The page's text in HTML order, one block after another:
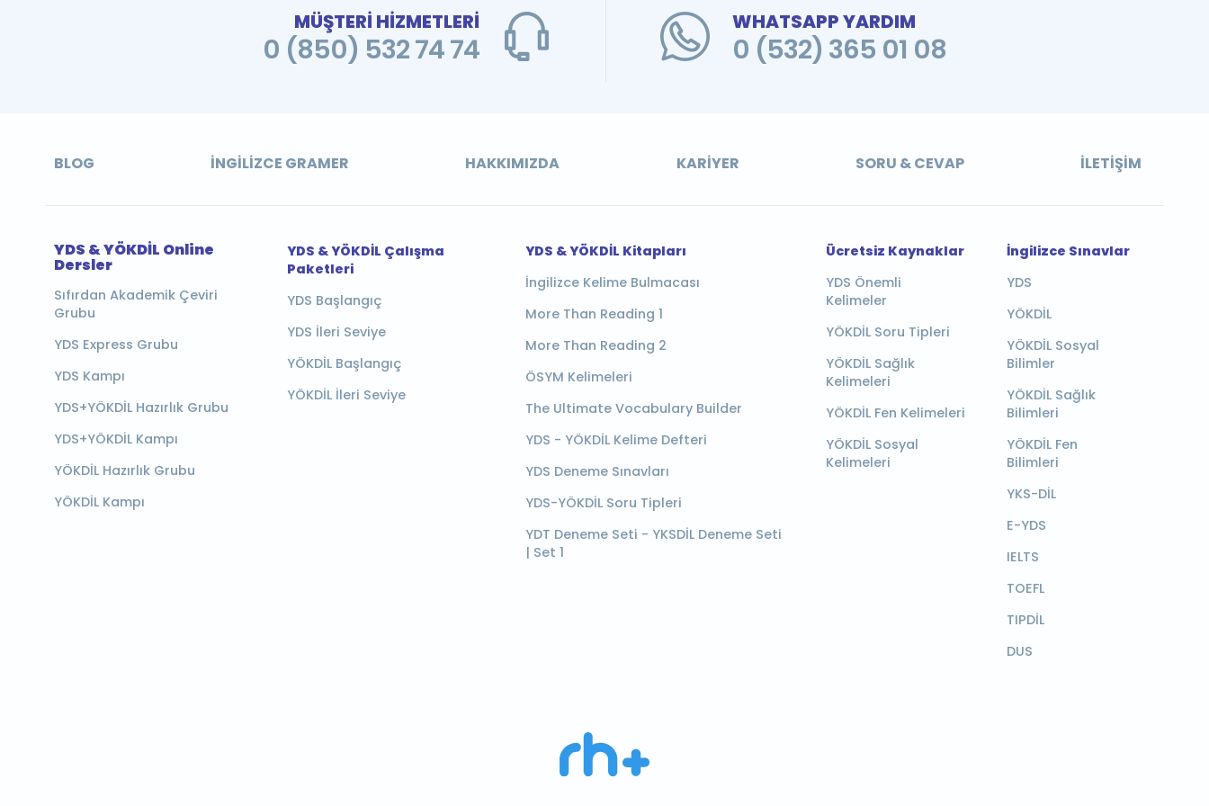
MÜŞTERİ HİZMETLERİ
0 (850) 532 74 74
WHATSAPP YARDIM
0 (532) 365 01 08
BLOG İNGILIZCE GRAMER HAKKIMIZDA KARIYER SORU & CEVAP İLETIŞIM
YDS & YÖKDİL Online
Dersler
Sıfırdan Akademik Çeviri
Grubu
YDS Express Grubu
YDS Kampı
YDS+YÖKDİL Hazırlık Grubu
YDS+YÖKDİL Kampı
YÖKDİL Hazırlık Grubu
YÖKDİL Kampı
YDS & YÖKDİL Çalışma
Paketleri
YDS Başlangıç
YDS İleri Seviye
YÖKDİL Başlangıç
YÖKDİL İleri Seviye
YDS & YÖKDİL Kitapları
İngilizce Kelime Bulmacası
More Than Reading 1
More Than Reading 2
ÖSYM Kelimeleri
The Ultimate Vocabulary Builder
YDS - YÖKDİL Kelime Defteri
YDS Deneme Sınavları
YDS-YÖKDİL Soru Tipleri
YDT Deneme Seti - YKSDİL Deneme Seti
| Set 1
Ücretsiz Kaynaklar
YDS Önemli
Kelimeler
YÖKDİL Soru Tipleri
YÖKDİL Sağlık
Kelimeleri
YÖKDİL Fen Kelimeleri
YÖKDİL Sosyal
Kelimeleri
İngilizce Sınavlar
YDS
YÖKDİL
YÖKDİL Sosyal
Bilimler
YÖKDİL Sağlık
Bilimleri
YÖKDİL Fen
Bilimleri
YKS-DİL
E-YDS
IELTS
TOEFL
TIPDİL
DUS